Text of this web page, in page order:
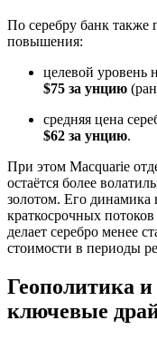
По серебру банк также
повышения:
целевой уровень
$75 за унцию
средняя цена
$62 за унцию.
При этом Macquarie
остаётся более
золотом. Его динамика
краткосрочных
делает серебро менее
стоимости в периоды
Геополитика
ключевые